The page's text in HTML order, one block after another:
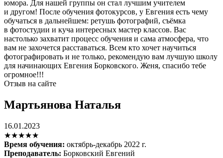
юмора. Для нашей группы он стал лучшим учителем
и другом! После обучения фотокурсов, у Евгения есть чему
обучаться в дальнейшем: ретушь фотографий, съёмка
в фотостудии и куча интересных мастер классов. Вас
настолько захватит процесс обучения и сама атмосфера, что
вам не захочется расставаться. Всем кто хочет научиться
фотографировать и не только, рекомендую вам лучшую школу
для начинающих Евгения Борковского. Женя, спасибо тебе
огромное!!!
Отзыв на сайте
Мартьянова Наталья
16.01.2023
★★★★★
Время обучения: октябрь-декабрь 2022 г.
Преподаватель: Борковский Евгений